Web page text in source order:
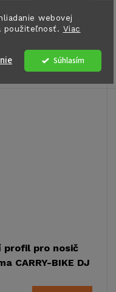
webovej
použiteľnosť. Viac
Súhlasím
Thule s
upevňovacími
profil pro nosič
CARRY-BIKE DJ